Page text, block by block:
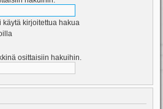
käytä kirjoitettua hakua
osittaisiin hakuihin.